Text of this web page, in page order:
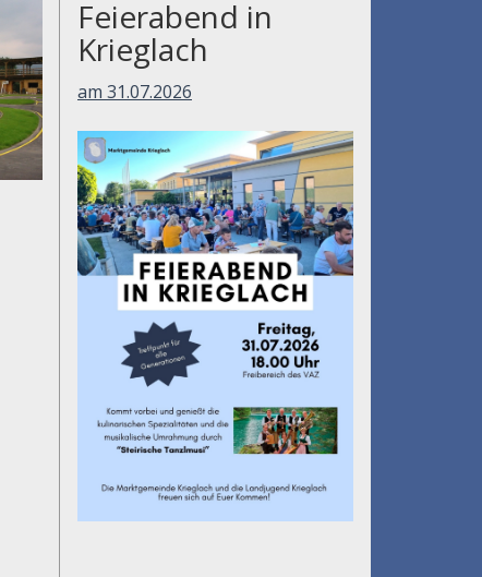
Feierabend in
Krieglach
am 31.07.2026